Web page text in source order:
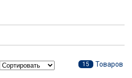
15 Товаров